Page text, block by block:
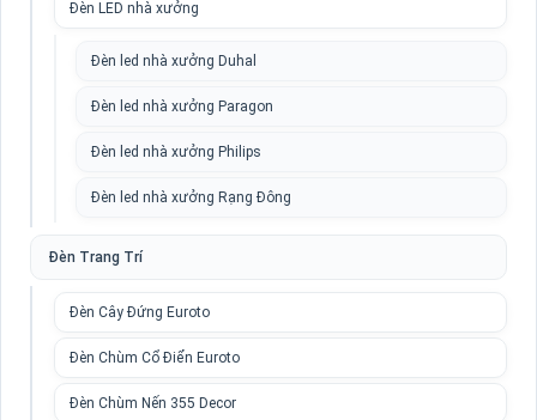
Đèn LED nhà xưởng
Đèn led nhà xưởng Duhal
Đèn led nhà xưởng Paragon
Đèn led nhà xưởng Philips
Đèn led nhà xưởng Rạng Đông
Đèn Trang Trí
Đèn Cây Đứng Euroto
Đèn Chùm Cổ Điển Euroto
Đèn Chùm Nến 355 Decor